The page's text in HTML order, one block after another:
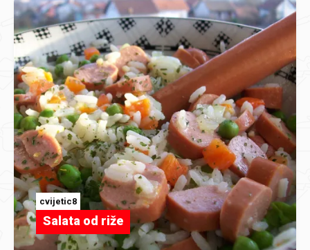
cvijetic8
Salata od riže